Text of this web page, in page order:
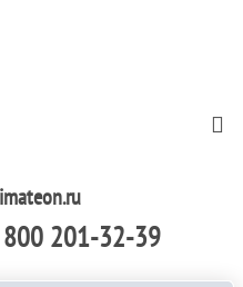
201-32-39